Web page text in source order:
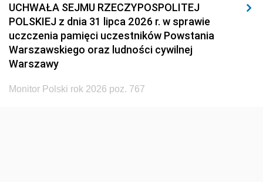
UCHWAŁA SEJMU RZECZYPOSPOLITEJ
POLSKIEJ z dnia 31 lipca 2026 r. w sprawie
uczczenia pamięci uczestników Powstania
Warszawskiego oraz ludności cywilnej
Warszawy
Monitor Polski rok 2026 poz. 767